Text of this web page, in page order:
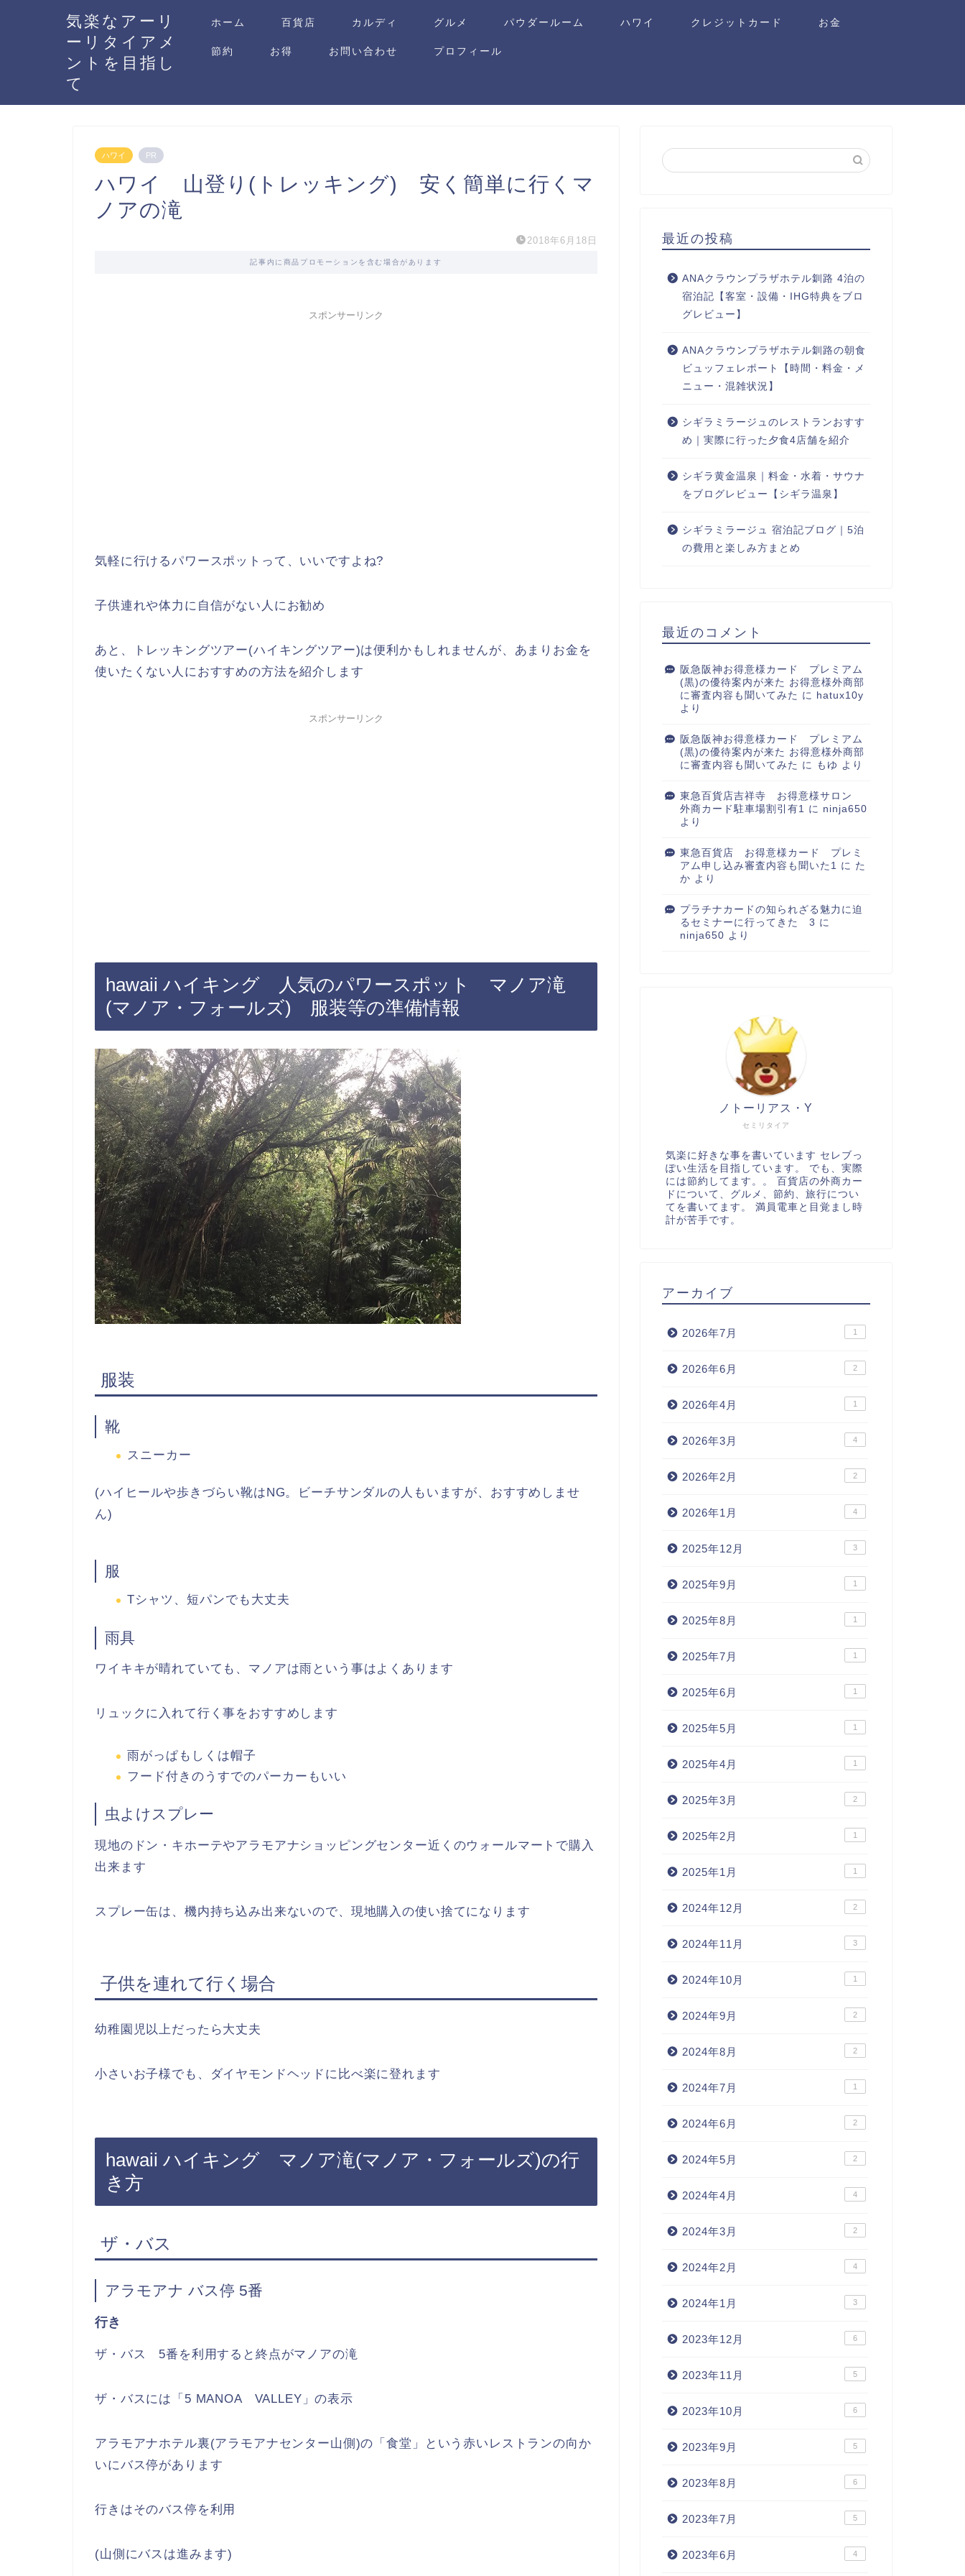
気楽なアーリ
ーリタイアメ
ントを目指し
て
ホーム 百貨店 カルディ グルメ パウダールーム ハワイ クレジットカード お金
節約 お得 お問い合わせ プロフィール
ハワイ PR
ハワイ 山登り(トレッキング) 安く簡単に行くマ
ノアの滝
2018年6月18日
記事内に商品プロモーションを含む場合があります
スポンサーリンク
気軽に行けるパワースポットって、いいですよね?
子供連れや体力に自信がない人にお勧め
あと、トレッキングツアー(ハイキングツアー)は便利かもしれませんが、あまりお金を
使いたくない人におすすめの方法を紹介します
スポンサーリンク
hawaii ハイキング 人気のパワースポット マノア滝
(マノア・フォールズ) 服装等の準備情報
服装
靴
スニーカー
(ハイヒールや歩きづらい靴はNG。ビーチサンダルの人もいますが、おすすめしませ
ん)
服
Tシャツ、短パンでも大丈夫
雨具
ワイキキが晴れていても、マノアは雨という事はよくあります
リュックに入れて行く事をおすすめします
雨がっぱもしくは帽子
フード付きのうすでのパーカーもいい
虫よけスプレー
現地のドン・キホーテやアラモアナショッピングセンター近くのウォールマートで購入
出来ます
スプレー缶は、機内持ち込み出来ないので、現地購入の使い捨てになります
子供を連れて行く場合
幼稚園児以上だったら大丈夫
小さいお子様でも、ダイヤモンドヘッドに比べ楽に登れます
hawaii ハイキング マノア滝(マノア・フォールズ)の行
き方
ザ・バス
アラモアナ バス停 5番
行き
ザ・バス 5番を利用すると終点がマノアの滝
ザ・バスには「5 MANOA VALLEY」の表示
アラモアナホテル裏(アラモアナセンター山側)の「食堂」という赤いレストランの向か
いにバス停があります
行きはそのバス停を利用
(山側にバスは進みます)
最近の投稿
ANAクラウンプラザホテル釧路 4泊の
宿泊記【客室・設備・IHG特典をブロ
グレビュー】
ANAクラウンプラザホテル釧路の朝食
ビュッフェレポート【時間・料金・メ
ニュー・混雑状況】
シギラミラージュのレストランおすす
め｜実際に行った夕食4店舗を紹介
シギラ黄金温泉｜料金・水着・サウナ
をブログレビュー【シギラ温泉】
シギラミラージュ 宿泊記ブログ｜5泊
の費用と楽しみ方まとめ
最近のコメント
阪急阪神お得意様カード プレミアム
(黒)の優待案内が来た お得意様外商部
に審査内容も聞いてみた に hatux10y
より
阪急阪神お得意様カード プレミアム
(黒)の優待案内が来た お得意様外商部
に審査内容も聞いてみた に もゆ より
東急百貨店吉祥寺 お得意様サロン
外商カード駐車場割引有1 に ninja650
より
東急百貨店 お得意様カード プレミ
アム申し込み審査内容も聞いた1 に た
か より
プラチナカードの知られざる魅力に迫
るセミナーに行ってきた 3 に
ninja650 より
セミリタイア
ノトーリアス・Y
気楽に好きな事を書いています セレブっ
ぽい生活を目指しています。 でも、実際
には節約してます。。 百貨店の外商カー
ドについて、グルメ、節約、旅行につい
てを書いてます。 満員電車と目覚まし時
計が苦手です。
アーカイブ
2026年7月 1
2026年6月 2
2026年4月 1
2026年3月 4
2026年2月 2
2026年1月 4
2025年12月 3
2025年9月 1
2025年8月 1
2025年7月 1
2025年6月 1
2025年5月 1
2025年4月 1
2025年3月 2
2025年2月 1
2025年1月 1
2024年12月 2
2024年11月 3
2024年10月 1
2024年9月 2
2024年8月 2
2024年7月 1
2024年6月 2
2024年5月 2
2024年4月 4
2024年3月 2
2024年2月 4
2024年1月 3
2023年12月 6
2023年11月 5
2023年10月 6
2023年9月 5
2023年8月 6
2023年7月 5
2023年6月 4